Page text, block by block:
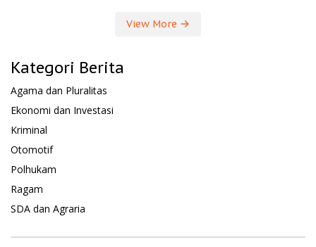
View More
Kategori Berita
Agama dan Pluralitas
Ekonomi dan Investasi
Kriminal
Otomotif
Polhukam
Ragam
SDA dan Agraria